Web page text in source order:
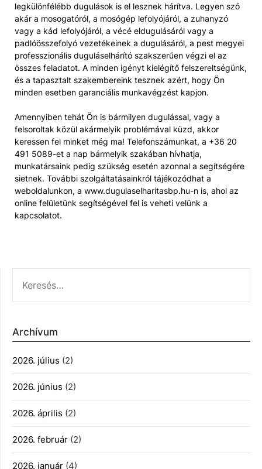
legkülönfélébb dugulások is el lesznek hárítva. Legyen szó
akár a mosogatóról, a mosógép lefolyójáról, a zuhanyzó
vagy a kád lefolyójáról, a vécé eldugulásáról vagy a
padlóösszefolyó vezetékeinek a dugulásáról, a pest megyei
professzionális duguláselhárító szakszerűen végzi el az
összes feladatot. A minden igényt kielégítő felszereltségünk,
és a tapasztalt szakembereink tesznek azért, hogy Ön
minden esetben garanciális munkavégzést kapjon.
Amennyiben tehát Ön is bármilyen dugulással, vagy a
felsoroltak közül akármelyik problémával küzd, akkor
keressen fel minket még ma! Telefonszámunkat, a +36 20
491 5089-et a nap bármelyik szakában hívhatja,
munkatársaink pedig szükség esetén azonnal a segítségére
sietnek. További szolgáltatásainkról tájékozódhat a
weboldalunkon, a www.dugulaselharitasbp.hu-n is, ahol az
online felületünk segítségével fel is veheti velünk a
kapcsolatot.
Archívum
2026. július (2)
2026. június (2)
2026. április (2)
2026. február (2)
2026. január (4)